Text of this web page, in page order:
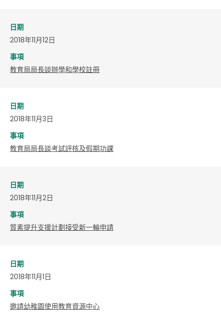
日期
2018年11月12日
事項
教育局局長談辦學和學校註冊
日期
2018年11月3日
事項
教育局局長談考試評核及假期功課
日期
2018年11月2日
事項
質素提升支援計劃接受新一輪申請
日期
2018年11月1日
事項
邀請幼稚園使用教育資源中心